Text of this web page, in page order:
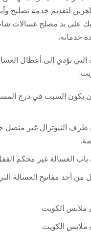
لتقديم خدمة تصليح
على يد مصلح غسالات
خدماته،
التي تؤدي إلى أعطال
يكون السبب في درج
النيوترال غير متصل
الغسالة غير محكم
من أحد مفاتيح الغسالة
ملابس الكويت
ملابس الكويت